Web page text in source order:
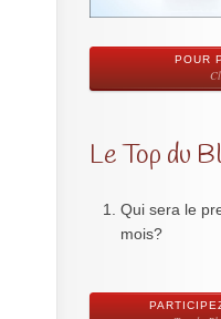
POUR
Le Top du
Qui sera le
mois?